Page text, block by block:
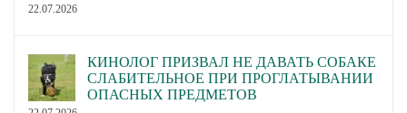
22.07.2026
КИНОЛОГ ПРИЗВАЛ НЕ ДАВАТЬ СОБАКЕ
СЛАБИТЕЛЬНОЕ ПРИ ПРОГЛАТЫВАНИИ
ОПАСНЫХ ПРЕДМЕТОВ